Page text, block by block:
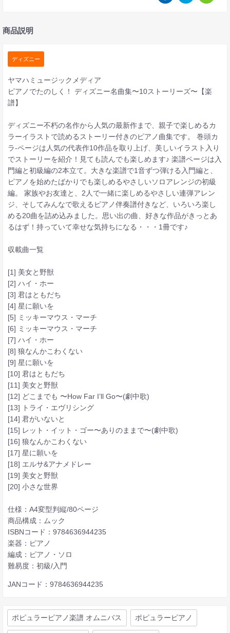
商品説明
ディズニー
ヤマハミュージックメディア
ピアノでたのしく！ ディズニー名曲集〜10ストーリーズ〜【楽
譜】
ディズニー不朽の名作から人気の最新作まで、親子で楽しめるカ
ラーイラストで読めるストーリー付きのピアノ曲集です。 巻頭カ
ラ-ページは人気の代表作10作品を取り上げ、美しいイラスト入り
でストーリーを紹介！見ても読んでも楽しめます♪ 楽譜ページは入
門編と初級編の2本立て。大きな楽譜で1音ずつ弾ける入門編と、
ピアノを始めたばかりでも楽しめるやさしいソロアレンジの初級
編。 家族やお友達と、2人で一緒に楽しめるやさしい連弾アレン
ジ、そしてみんなで歌えるピアノ伴奏譜付きなど、いろいろ楽し
める20曲を詰め込みました。思い出の曲、好きな作品がきっとあ
るはず！持っていて幸せな気持ちになる・・・1冊です♪
収載曲一覧
[1] 美女と野獣
[2] ハイ・ホー
[3] 君はともだち
[4] 星に願いを
[5] ミッキーマウス・マーチ
[6] ミッキーマウス・マーチ
[7] ハイ・ホー
[8] 狼なんかこわくない
[9] 星に願いを
[10] 君はともだち
[11] 美女と野獣
[12] どこまでも 〜How Far I’ll Go〜(劇中歌)
[13] トライ・エヴリシング
[14] 君がいないと
[15] レット・イット・ゴー〜ありのままで〜(劇中歌)
[16] 狼なんかこわくない
[17] 星に願いを
[18] エルサ&アナメドレー
[19] 美女と野獣
[20] 小さな世界
仕様：A4変型判縦/80ページ
商品構成：ムック
ISBNコード：9784636944235
楽器：ピアノ
編成：ピアノ・ソロ
難易度：初級/入門
JANコード：9784636944235
ポピュラーピアノ楽譜 オムニバス ポピュラーピアノ